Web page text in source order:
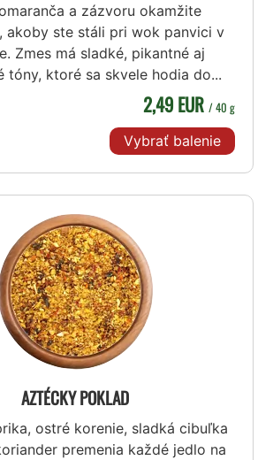
a zázvoru okamžite
akoby ste stáli pri wok panvici v
Zmes má sladké, pikantné aj
tóny, ktoré sa skvele hodia do...
2,49 EUR / 40 g
Vybrať balenie
AZTÉCKY POKLAD
ostré korenie, sladká cibuľka
premenia každé jedlo na